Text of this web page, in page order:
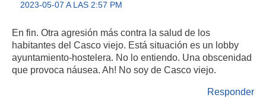
2023-05-07 A LAS 2:57 PM
En fin. Otra agresión más contra la salud de los
habitantes del Casco viejo. Está situación es un lobby
ayuntamiento-hostelera. No lo entiendo. Una obscenidad
que provoca náusea. Ah! No soy de Casco viejo.
Responder